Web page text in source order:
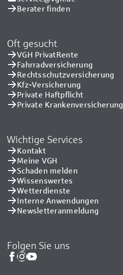
Berater finden
Oft gesucht
VGH PrivatRente
Fahrradversicherung
Rechtsschutzversicherung
Kfz-Versicherung
Private Haftpflicht
Private Kranken­versicherung
Wichtige Services
Kontakt
Meine VGH
Schaden melden
Wissenswertes
Wetterdienste
Interne Anwendungen
Newsletteranmeldung
Folgen Sie uns